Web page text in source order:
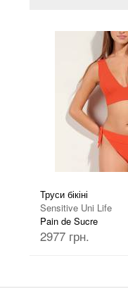
Труси бікіні
Sensitive Uni Life
Pain de Sucre
2977 грн.